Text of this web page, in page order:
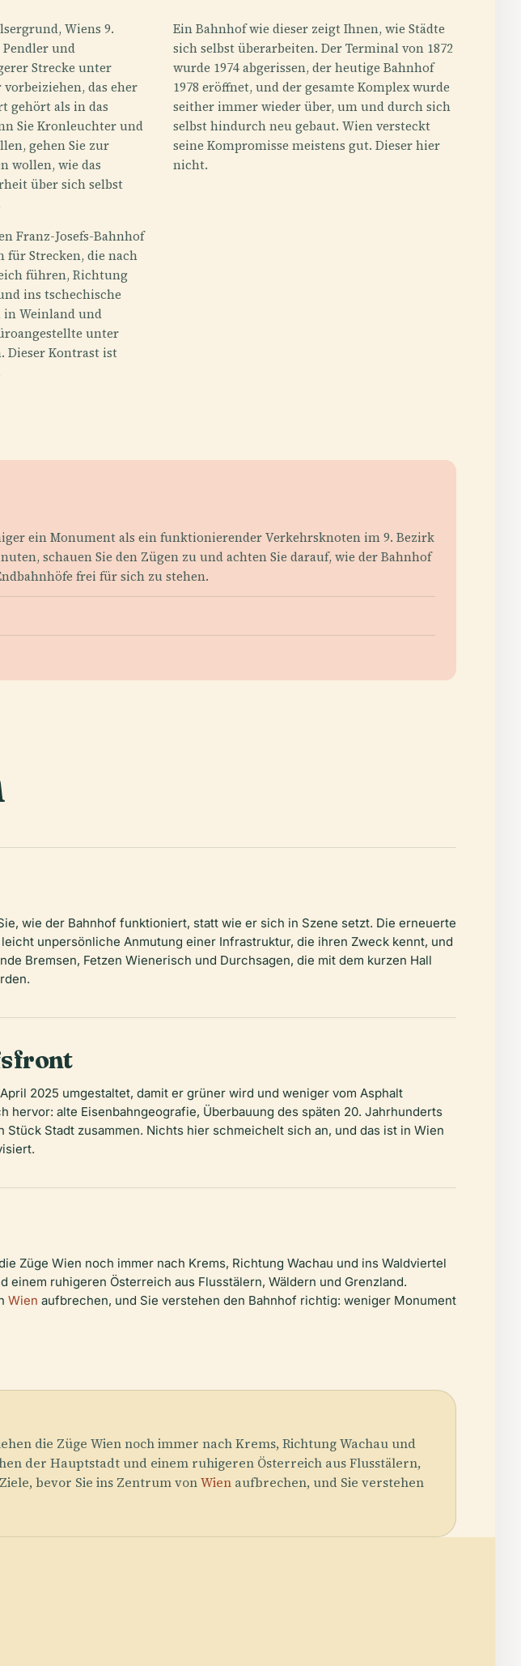
Wiens 9.
und
Strecke unter
das eher
gehört als in das
Sie Kronleuchter und
gehen Sie zur
wollen, wie das
über sich selbst
Franz-Josefs-Bahnhof
für Strecken, die nach
führen, Richtung
ins tschechische
in Weinland und
unter
Dieser Kontrast ist
Ein Bahnhof wie dieser zeigt Ihnen, wie Städte
sich selbst überarbeiten. Der Terminal von 1872
wurde 1974 abgerissen, der heutige Bahnhof
1978 eröffnet, und der gesamte Komplex wurde
seither immer wieder über, um und durch sich
selbst hindurch neu gebaut. Wien versteckt
seine Kompromisse meistens gut. Dieser hier
nicht.
ein Monument als ein funktionierender Verkehrsknoten im 9. Bezirk
schauen Sie den Zügen zu und achten Sie darauf, wie der Bahnhof
frei für sich zu stehen.
wie der Bahnhof funktioniert, statt wie er sich in Szene setzt. Die erneuerte
unpersönliche Anmutung einer Infrastruktur, die ihren Zweck kennt, und
Bremsen, Fetzen Wienerisch und Durchsagen, die mit dem kurzen Hall
2025 umgestaltet, damit er grüner wird und weniger vom Asphalt
alte Eisenbahngeografie, Überbauung des späten 20. Jahrhunderts
Stadt zusammen. Nichts hier schmeichelt sich an, und das ist in Wien
Züge Wien noch immer nach Krems, Richtung Wachau und ins Waldviertel
ruhigeren Österreich aus Flusstälern, Wäldern und Grenzland.
Wien aufbrechen, und Sie verstehen den Bahnhof richtig: weniger Monument
die Züge Wien noch immer nach Krems, Richtung Wachau und
der Hauptstadt und einem ruhigeren Österreich aus Flusstälern,
bevor Sie ins Zentrum vonWien aufbrechen, und Sie verstehen